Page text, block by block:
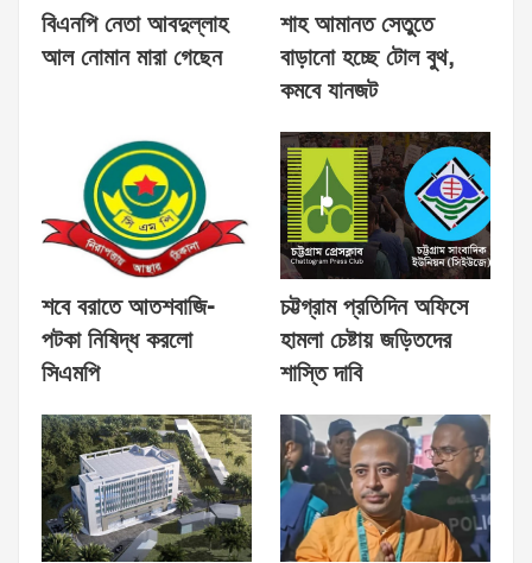
বিএনপি নেতা আবদুল্লাহ
আল নোমান মারা গেছেন
শাহ আমানত সেতুতে
বাড়ানো হচ্ছে টোল বুথ,
কমবে যানজট
শবে বরাতে আতশবাজি-
পটকা নিষিদ্ধ করলো
সিএমপি
চট্টগ্রাম প্রতিদিন অফিসে
হামলা চেষ্টায় জড়িতদের
শাস্তি দাবি